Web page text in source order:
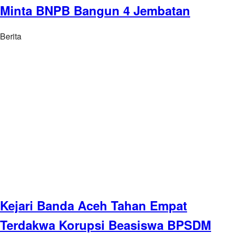
Minta BNPB Bangun 4 Jembatan
Berita
Kejari Banda Aceh Tahan Empat
Terdakwa Korupsi Beasiswa BPSDM